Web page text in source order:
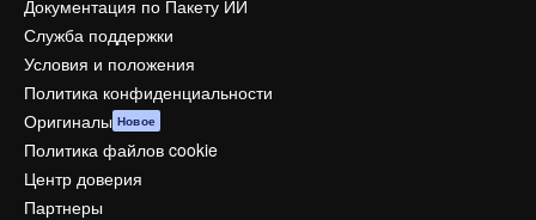
Документация по Пакету ИИ
Служба поддержки
Условия и положения
Политика конфиденциальности
Оригиналы Новое
Политика файлов cookie
Центр доверия
Партнеры